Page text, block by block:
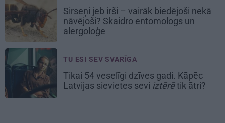
Sirseņi jeb irši – vairāk biedējoši nekā
nāvējoši? Skaidro entomologs un
alergoloģe
TU ESI SEV SVARĪGA
Tikai 54 veselīgi dzīves gadi. Kāpēc
Latvijas sievietes sevi iztērētik ātri?